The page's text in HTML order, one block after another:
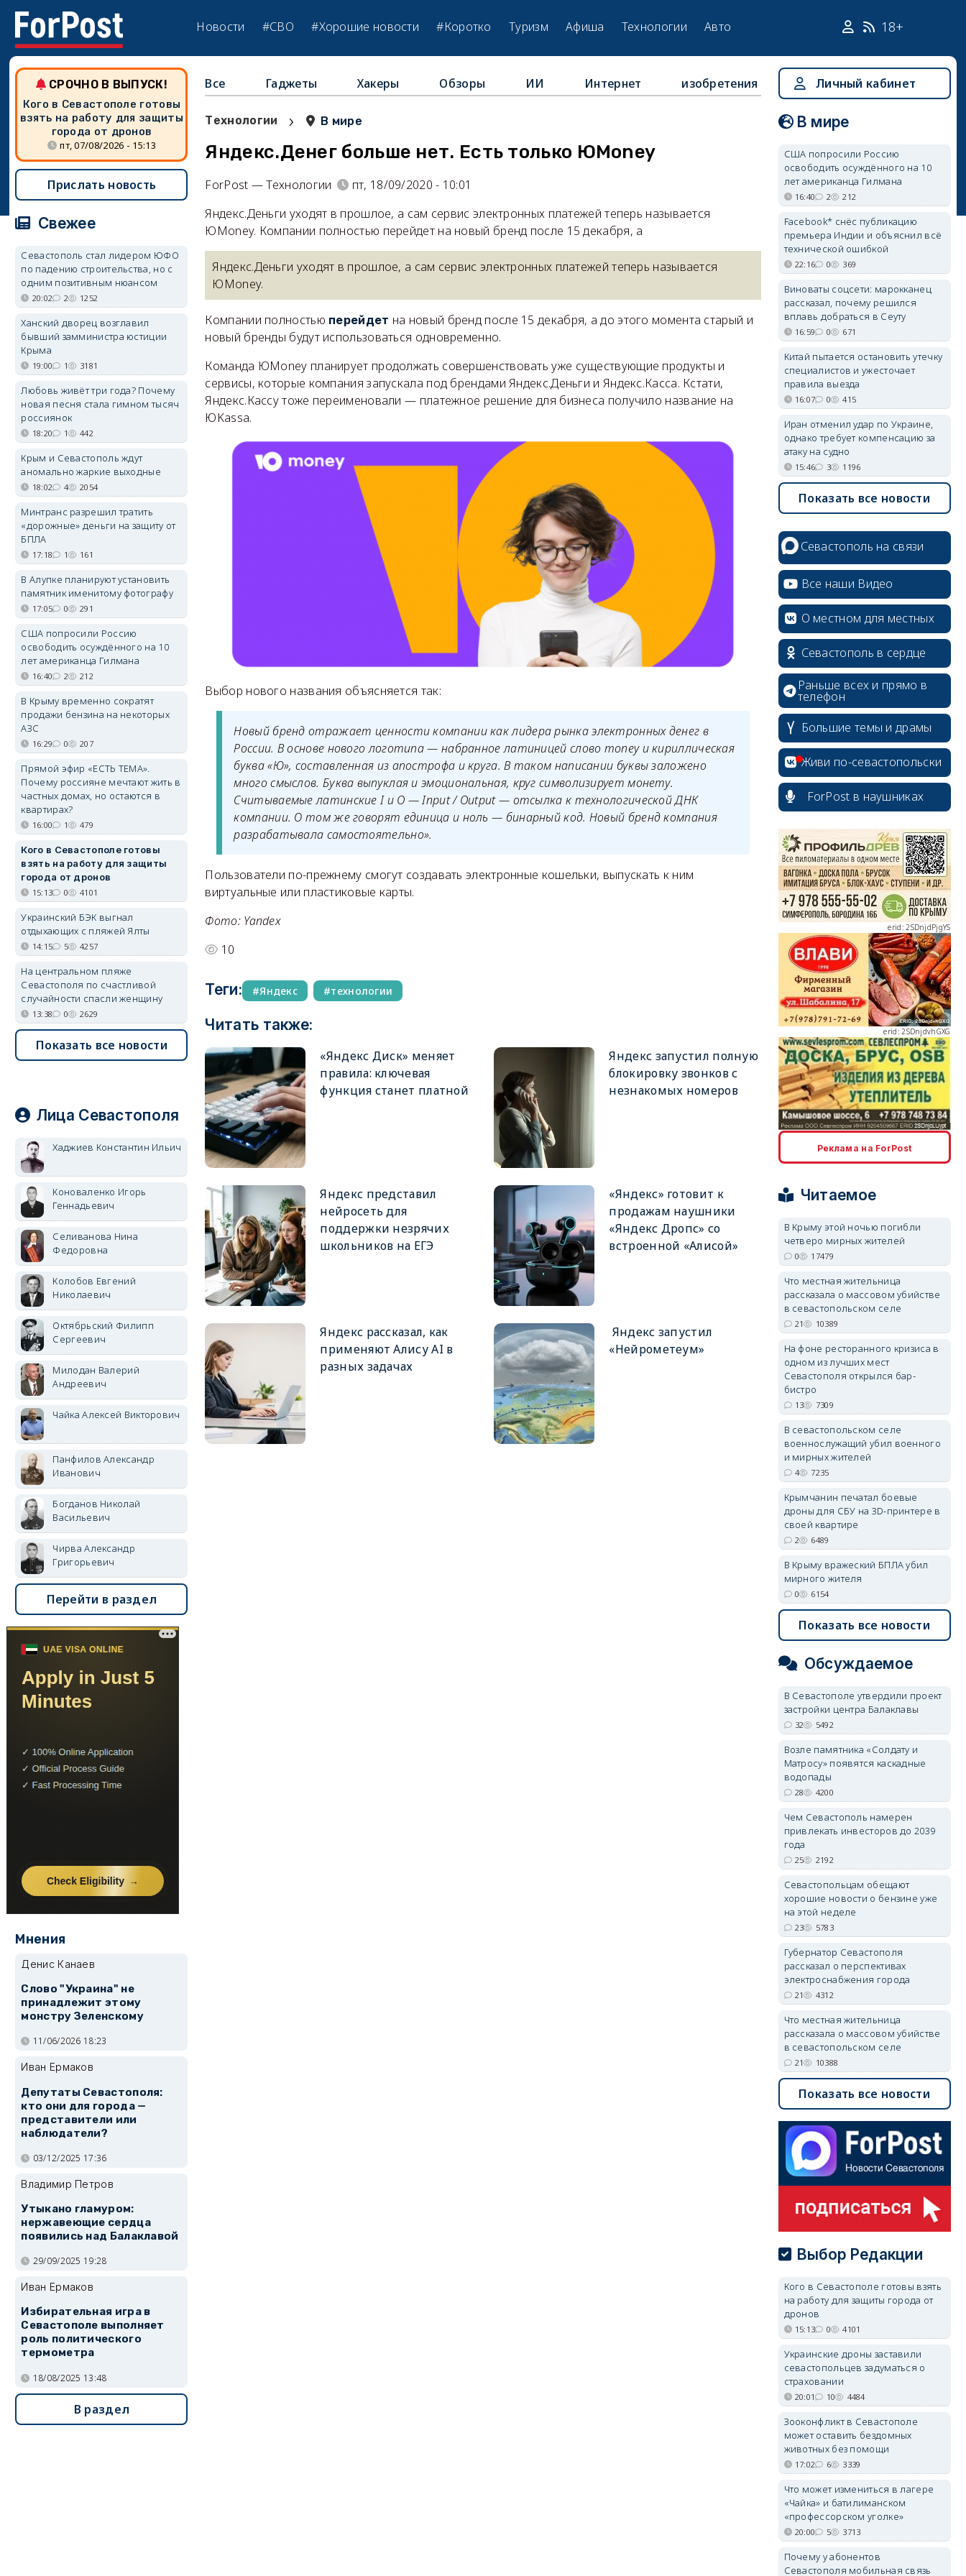
Новости #СВО #Хорошие новости #Коротко Туризм Афиша Технологии Авто 18+
Все Гаджеты Хакеры Обзоры ИИ Интернет изобретения
Технологии › В мире
Яндекс.Денег больше нет. Есть только ЮMoney
ForPost — Технологии
пт, 18/09/2020 - 10:01
Яндекс.Деньги уходят в прошлое, а сам сервис электронных платежей теперь называется
ЮMoney. Компании полностью перейдет на новый бренд после 15 декабря, а
Яндекс.Деньги уходят в прошлое, а сам сервис электронных платежей теперь называется
ЮMoney.
Компании полностью перейдет на новый бренд после 15 декабря, а до этого момента старый и
новый бренды будут использоваться одновременно.
Команда ЮMoney планирует продолжать совершенствовать уже существующие продукты и
сервисы, которые компания запускала под брендами Яндекс.Деньги и Яндекс.Касса. Кстати,
Яндекс.Кассу тоже переименовали — платежное решение для бизнеса получило название на
ЮKassa.
Выбор нового названия объясняется так:
Новый бренд отражает ценности компании как лидера рынка электронных денег в
России. В основе нового логотипа — набранное латиницей слово money и кириллическая
буква «Ю», составленная из апострофа и круга. В таком написании буквы заложено
много смыслов. Буква выпуклая и эмоциональная, круг символизирует монету.
Считываемые латинские I и O — Input / Output — отсылка к технологической ДНК
компании. О том же говорят единица и ноль — бинарный код. Новый бренд компания
разрабатывала самостоятельно».
Пользователи по-прежнему смогут создавать электронные кошельки, выпускать к ним
виртуальные или пластиковые карты.
Фото: Yandex
10
Теги: Яндекс технологии
Читать также:
«Яндекс Диск» меняет
правила: ключевая
функция станет платной
Яндекс запустил полную
блокировку звонков с
незнакомых номеров
Яндекс представил
нейросеть для
поддержки незрячих
школьников на ЕГЭ
«Яндекс» готовит к
продажам наушники
«Яндекс Дропс» со
встроенной «Алисой»
Яндекс рассказал, как
применяют Алису AI в
разных задачах
Яндекс запустил
«Нейрометеум»
СРОЧНО В ВЫПУСК!
Кого в Севастополе готовы
взять на работу для защиты
города от дронов
пт, 07/08/2026 - 15:13
Прислать новость
Свежее
Севастополь стал лидером ЮФО
по падению строительства, но с
одним позитивным нюансом
20:02 2 1252
Ханский дворец возглавил
бывший замминистра юстиции
Крыма
19:00 1 3181
Любовь живёт три года? Почему
новая песня стала гимном тысяч
россиянок
18:20 1 442
Крым и Севастополь ждут
аномально жаркие выходные
18:02 4 2054
Минтранс разрешил тратить
«дорожные» деньги на защиту от
БПЛА
17:18 1 161
В Алупке планируют установить
памятник именитому фотографу
17:05 0 291
США попросили Россию
освободить осуждённого на 10
лет американца Гилмана
16:40 2 212
В Крыму временно сократят
продажи бензина на некоторых
АЗС
16:29 0 207
Прямой эфир «ЕСТЬ ТЕМА».
Почему россияне мечтают жить в
частных домах, но остаются в
квартирах?
16:00 1 479
Кого в Севастополе готовы
взять на работу для защиты
города от дронов
15:13 0 4101
Украинский БЭК выгнал
отдыхающих с пляжей Ялты
14:15 5 4257
На центральном пляже
Севастополя по счастливой
случайности спасли женщину
13:38 0 2629
Показать все новости
Лица Севастополя
Хаджиев Константин Ильич
Коноваленко Игорь
Геннадьевич
Селиванова Нина
Федоровна
Колобов Евгений
Николаевич
Октябрьский Филипп
Сергеевич
Милодан Валерий
Андреевич
Чайка Алексей Викторович
Панфилов Александр
Иванович
Богданов Николай
Васильевич
Чирва Александр
Григорьевич
Перейти в раздел
Мнения
Денис Канаев
Слово "Украина" не
принадлежит этому
монстру Зеленскому
11/06/2026 18:23
Иван Ермаков
Депутаты Севастополя:
кто они для города —
представители или
наблюдатели?
03/12/2025 17:36
Владимир Петров
Утыкано гламуром:
нержавеющие сердца
появились над Балаклавой
29/09/2025 19:28
Иван Ермаков
Избирательная игра в
Севастополе выполняет
роль политического
термометра
18/08/2025 13:48
В раздел
Личный кабинет
В мире
США попросили Россию
освободить осуждённого на 10
лет американца Гилмана
16:40 2 212
Facebook* снёс публикацию
премьера Индии и объяснил всё
технической ошибкой
22:16 0 369
Виноваты соцсети: марокканец
рассказал, почему решился
вплавь добраться в Сеуту
16:59 0 671
Китай пытается остановить утечку
специалистов и ужесточает
правила выезда
16:07 0 415
Иран отменил удар по Украине,
однако требует компенсацию за
атаку на судно
15:46 3 1196
Показать все новости
Севастополь на связи
Все наши Видео
О местном для местных
Севастополь в сердце
Раньше всех и прямо в
телефон
Большие темы и драмы
Живи по-севастопольски
ForPost в наушниках
erid: 2SDnjdPjgYS
erid: 2SDnjdvhGXG
erid: 2SDnjcLUypt
erid: 2SDnjcrDNw6
erid: 2SDnjdvhGXG
Реклама на ForPost
Читаемое
В Крыму этой ночью погибли
четверо мирных жителей
0 17479
Что местная жительница
рассказала о массовом убийстве
в севастопольском селе
21 10389
На фоне ресторанного кризиса в
одном из лучших мест
Севастополя открылся бар-
бистро
13 7309
В севастопольском селе
военнослужащий убил военного
и мирных жителей
4 7235
Крымчанин печатал боевые
дроны для СБУ на 3D-принтере в
своей квартире
2 6489
В Крыму вражеский БПЛА убил
мирного жителя
0 6154
Показать все новости
Обсуждаемое
В Севастополе утвердили проект
застройки центра Балаклавы
32 5492
Возле памятника «Солдату и
Матросу» появятся каскадные
водопады
28 4200
Чем Севастополь намерен
привлекать инвесторов до 2039
года
25 2192
Севастопольцам обещают
хорошие новости о бензине уже
на этой неделе
23 5783
Губернатор Севастополя
рассказал о перспективах
электроснабжения города
21 4312
Что местная жительница
рассказала о массовом убийстве
в севастопольском селе
21 10388
Показать все новости
Выбор Редакции
Кого в Севастополе готовы взять
на работу для защиты города от
дронов
15:13 0 4101
Украинские дроны заставили
севастопольцев задуматься о
страховании
20:01 10 4484
Зооконфликт в Севастополе
может оставить бездомных
животных без помощи
17:02 6 3339
Что может измениться в лагере
«Чайка» и батилиманском
«профессорском уголке»
20:00 5 3713
Почему у абонентов
Севастополя мобильная связь